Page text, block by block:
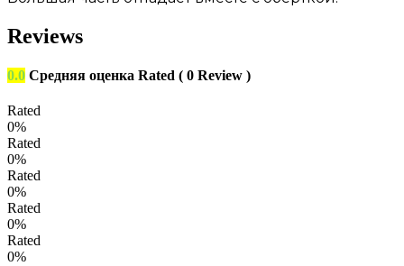
Reviews
0.0 Средняя оценка Rated ( 0 Review )
Rated
0%
Rated
0%
Rated
0%
Rated
0%
Rated
0%